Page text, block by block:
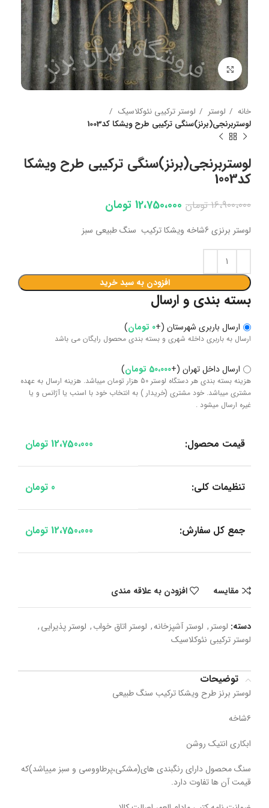
بزرگنمایی تصویر
خانه لوستر
لوستر ترکیبی نئوکلاسیک
لوستربرنجی(برنز)سنگی ترکیبی طرح ویشکا کد1003
لوستربرنجی(برنز)سنگی ترکیبی طرح ویشکا
کد1003
16،900،000تومان 12،750،000 تومان
لوستر برنزی 6شاخه ویشکا ترکیب سنگ طبیعی سبز
افزودن به سبد خرید
بسته بندی و ارسال
ارسال باربری شهرستان (
+
0 تومان)
ارسال به باربری داخله شهری و بسته بندی محصول رایگان می باشد
ارسال داخل تهران (
+50،000 تومان)
هزینه بسته بندی هر دستگاه لوستر 50 هزار تومان میباشد. هزینه ارسال به عهده
مشتری میباشد. خود مشتری (خریدار ) به انتخاب خود با اسنب یا آژانس و یا
غیره ارسال میشود .
قیمت محصول: 12،750،000 تومان
تنظیمات کلی: 0 تومان
جمع کل سفارش: 12،750،000 تومان
مقایسه افزودن به علاقه مندی
دسته: لوستر , لوستر آشپزخانه, لوستر اتاق خواب, لوستر پذیرایی,
لوستر ترکیبی نئوکلاسیک
توضیحات
لوستر برنز طرح ویشکا ترکیب سنگ طبیعی
۶شاخه
ابکاری انتیک روشن
سنگ محصول دارای رنگبندی های(مشکی،پرطاووسی و سبز مییاشد)که
قیمت آن ها تفاوت دارد.